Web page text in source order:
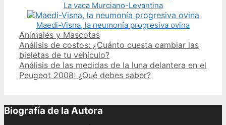
La vaca Murciano-Levantina
Maedi-Visna, la neumonía progresiva ovina
Categories
Animales y Mascotas
Post
navigation
Análisis de costos: ¿Cuánto cuesta cambiar las
bieletas de tu vehículo?
Análisis de las medidas de la luna delantera en el
Peugeot 2008: ¿Qué debes saber?
Biografía de la Autora